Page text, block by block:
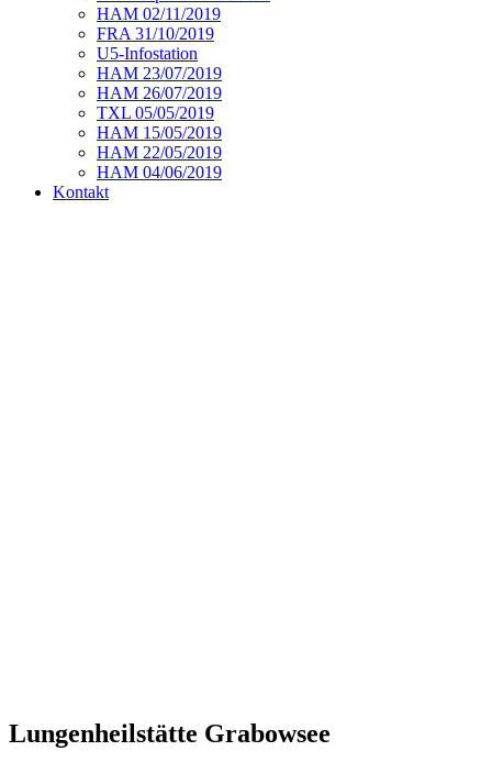
HAM 02/11/2019
FRA 31/10/2019
U5-Infostation
HAM 23/07/2019
HAM 26/07/2019
TXL 05/05/2019
HAM 15/05/2019
HAM 22/05/2019
HAM 04/06/2019
Kontakt
Lungenheilstätte Grabowsee